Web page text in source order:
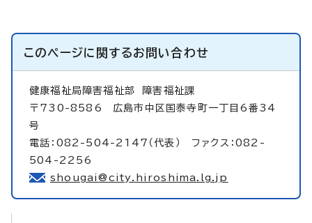
このページに関するお問い合わせ
健康福祉局障害福祉部
障害福祉課
〒730-8586 広島市中区国泰寺町一丁目6番34
号
電話：082-504-2147（代表） ファクス：082-
504-2256
shougai@city.hiroshima.lg.jp